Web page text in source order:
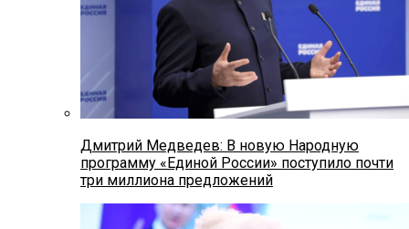
Дмитрий Медведев: В новую Народную
программу «Единой России» поступило почти
три миллиона предложений